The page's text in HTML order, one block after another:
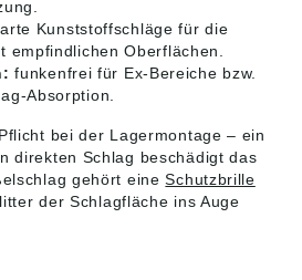
Kunststoffschläge für die
empfindlichen Oberflächen.
funkenfrei für Ex-Bereiche bzw.
Absorption.
bei der Lagermontage – ein
direkten Schlag beschädigt das
gehört eineSchutzbrille
der Schlagfläche ins Auge